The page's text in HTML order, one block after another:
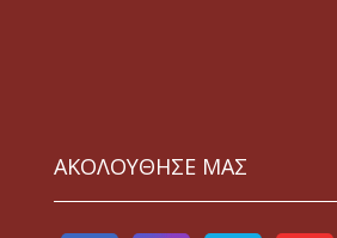
ΑΚΟΛΟΥΘΗΣΕ ΜΑΣ